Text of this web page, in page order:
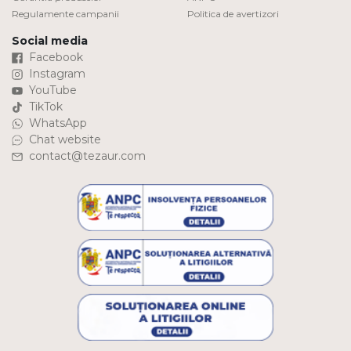
Regulamente campanii
Politica de avertizori
Social media
Facebook
Instagram
YouTube
TikTok
WhatsApp
Chat website
contact@tezaur.com